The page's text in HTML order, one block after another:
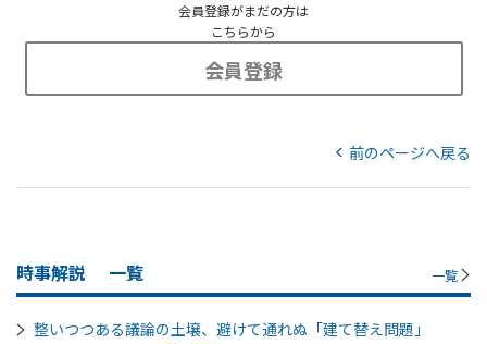
会員登録がまだの方は
こちらから
会員登録
前のページへ戻る
時事解説 一覧 一覧
整いつつある議論の土壌、避けて通れぬ「建て替え問題」